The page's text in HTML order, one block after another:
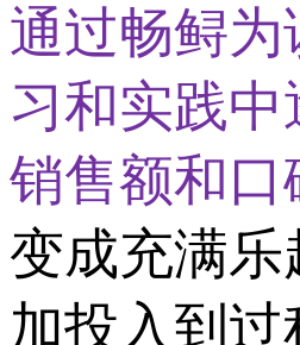
通过畅鲟
习和实践
销售额和口
变成充满
加投入到